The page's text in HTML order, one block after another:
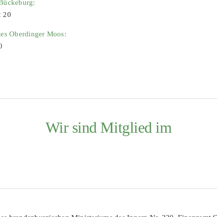
20
Oberdinger Moos:
Wir sind Mitglied im